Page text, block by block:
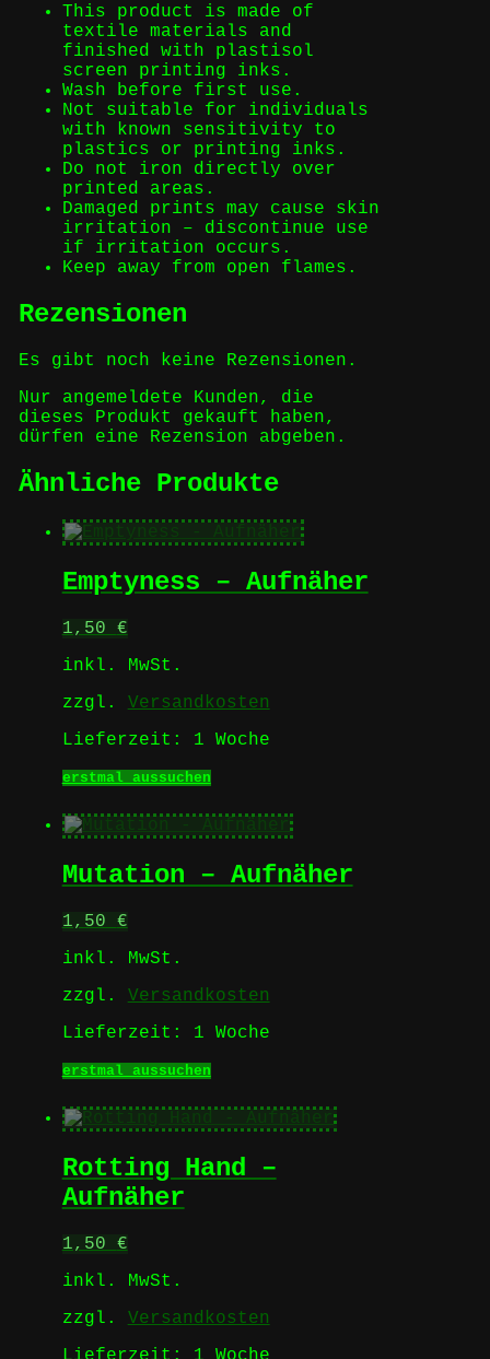
This product is made of
textile materials and
finished with plastisol
screen printing inks.
Wash before first use.
Not suitable for individuals
with known sensitivity to
plastics or printing inks.
Do not iron directly over
printed areas.
Damaged prints may cause skin
irritation – discontinue use
if irritation occurs.
Keep away from open flames.
Rezensionen
Es gibt noch keine Rezensionen.
Nur angemeldete Kunden, die
dieses Produkt gekauft haben,
dürfen eine Rezension abgeben.
Ähnliche Produkte
Emptyness – Aufnäher
1,50 €
inkl. MwSt.
zzgl. Versandkosten
Lieferzeit: 1 Woche
erstmal aussuchenDieses
weist
mehrere
auf.
Produktseite
werden
Mutation – Aufnäher
1,50 €
inkl. MwSt.
zzgl. Versandkosten
Lieferzeit: 1 Woche
erstmal aussuchenDieses
weist
mehrere
auf.
werden
Rotting Hand –
Aufnäher
1,50 €
inkl. MwSt.
zzgl. Versandkosten